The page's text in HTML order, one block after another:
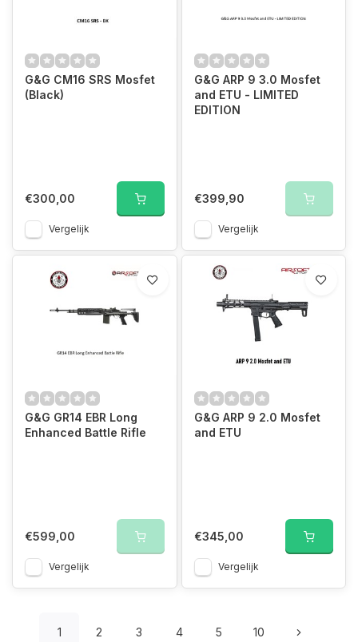
G&G CM16 SRS Mosfet
(Black)
€300,00
Vergelijk
G&G ARP 9 3.0 Mosfet
and ETU - LIMITED
EDITION
€399,90
Vergelijk
G&G GR14 EBR Long
Enhanced Battle Rifle
€599,00
Vergelijk
G&G ARP 9 2.0 Mosfet
and ETU
€345,00
Vergelijk
1 2 3 4 5 10